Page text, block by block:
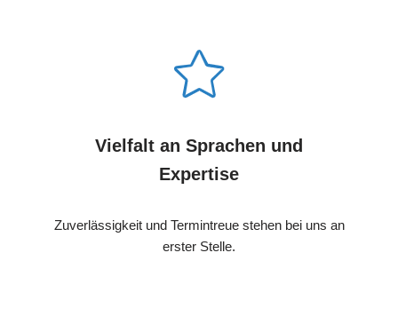
Vielfalt an Sprachen und
Expertise
Zuverlässigkeit und Termintreue stehen bei uns an
erster Stelle.